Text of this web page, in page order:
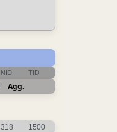
NID TID
Agg.
318 1500